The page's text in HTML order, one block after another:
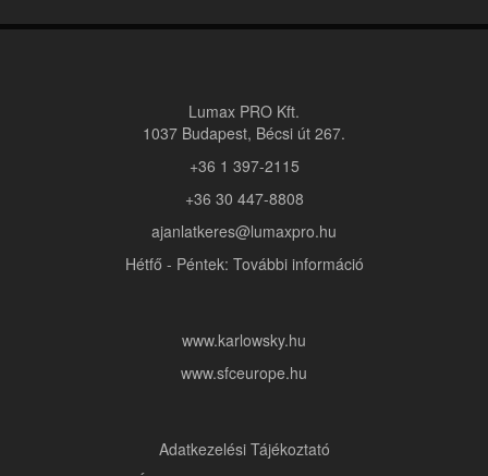
Lumax PRO Kft.
1037 Budapest, Bécsi út 267.
+36 1 397-2115
+36 30 447-8808
ajanlatkeres@lumaxpro.hu
Hétfő - Péntek: További információ
www.karlowsky.hu
www.sfceurope.hu
Adatkezelési Tájékoztató